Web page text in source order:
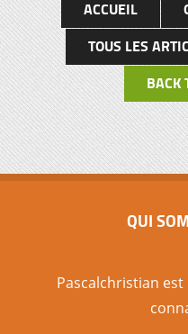
ACCUEIL
TOUS LES
BACK
QUI
Pascalchristian